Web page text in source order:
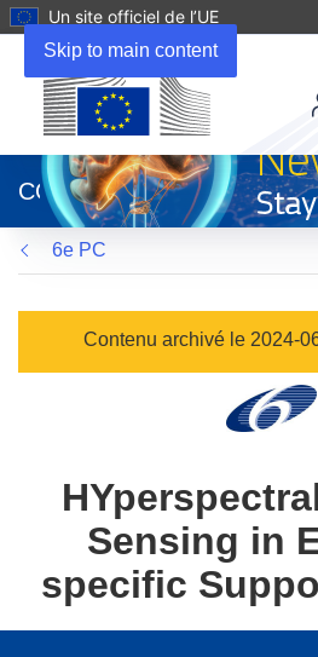
Skip to main content
Un site officiel de l’UE
dans
une
nouvelle
fenêtre)
CORDIS
6e PC
Contenu archivé le 2024-
Sensing in
specific